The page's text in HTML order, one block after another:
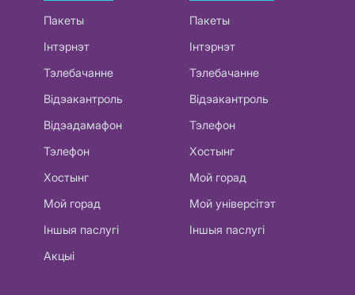
Пакеты
Інтэрнэт
Тэлебачанне
Відэакантроль
Відэадамафон
Тэлефон
Хостынг
Мой горад
Іншыя паслугі
Акцыі
Пакеты
Інтэрнэт
Тэлебачанне
Відэакантроль
Тэлефон
Хостынг
Мой горад
Мой універсітэт
Іншыя паслугі